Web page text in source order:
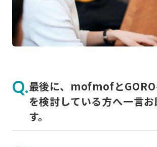
最後に、mofmofと
を検討している方へ一言
す。